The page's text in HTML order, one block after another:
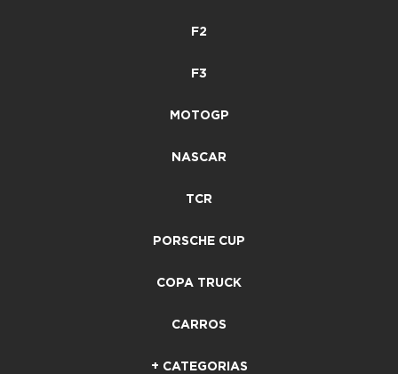
F2
F3
MOTOGP
NASCAR
TCR
PORSCHE CUP
COPA TRUCK
CARROS
+ CATEGORIAS